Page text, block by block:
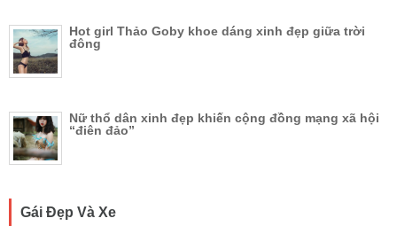
Hot girl Thảo Goby khoe dáng xinh đẹp giữa trời
đông
Nữ thổ dân xinh đẹp khiến cộng đồng mạng xã hội
“điên đảo”
Gái Đẹp Và Xe